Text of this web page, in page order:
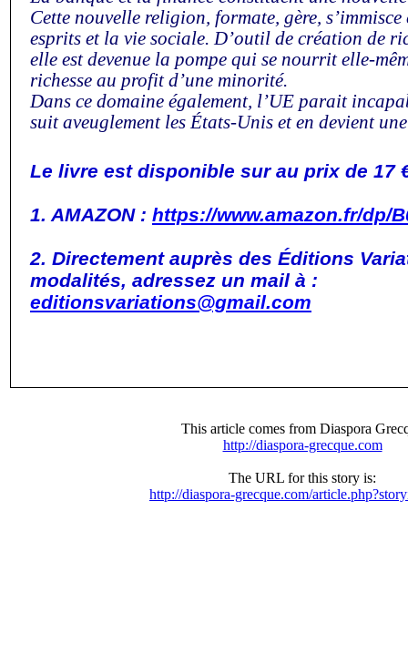
Cette nouvelle religion, formate, gère, s’immisce
esprits et la vie sociale. D’outil de création de
elle est devenue la pompe qui se nourrit elle-
richesse au profit d’une minorité.
Dans ce domaine également, l’UE parait
suit aveuglement les États-Unis et en devient
Le livre est disponible sur au prix de 17
1. AMAZON : https://www.amazon.fr/dp/
2. Directement auprès des Éditions
modalités, adressez un mail à :
editionsvariations@gmail.com
This article comes from Diaspora
http://diaspora-grecque.com
The URL for this story is:
http://diaspora-grecque.com/